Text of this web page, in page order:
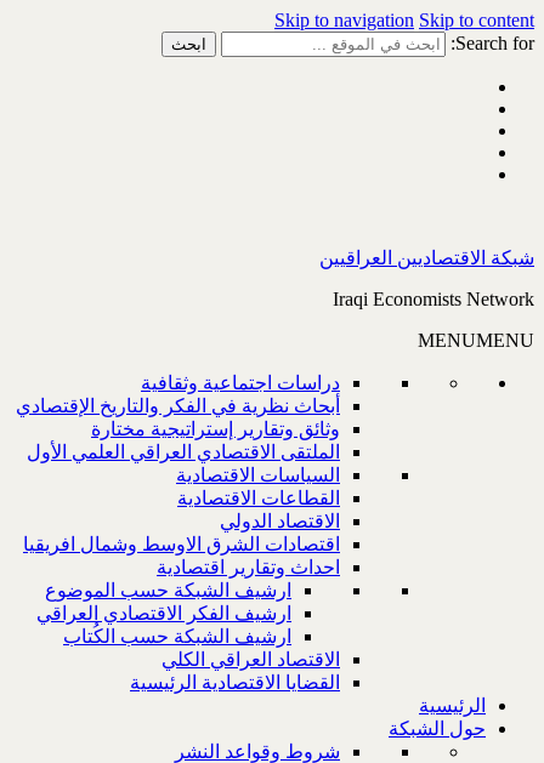
Skip to navigation Skip to content
Search for:
شبكة الاقتصاديين العراقيين
Iraqi Economists Network
MENUMENU
دراسات اجتماعية وثقافية
أبحاث نظرية في الفكر والتاريخ الإقتصادي
وثائق وتقارير إستراتيجية مختارة
الملتقى الاقتصادي العراقي العلمي الأول
السياسات الاقتصادية
القطاعات الاقتصادية
الاقتصاد الدولي
اقتصادات الشرق الاوسط وشمال افريقيا
احداث وتقارير اقتصادية
ارشيف الشبكة حسب الموضوع
ارشيف الفكر الاقتصادي العراقي
ارشيف الشبكة حسب الكُتاب
الاقتصاد العراقي الكلي
القضايا الاقتصادية الرئيسية
الرئيسية
حول الشبكة
شروط وقواعد النشر